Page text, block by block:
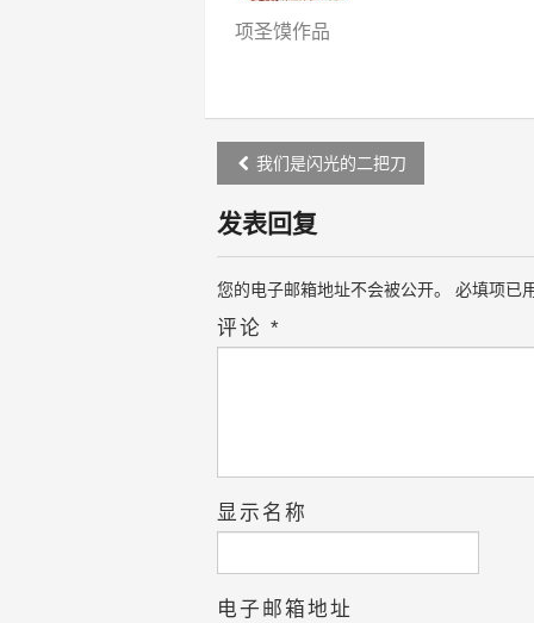
项圣馍作品
Post
navigation
我们是闪光的二把刀
发表回复
您的电子邮箱地址不会被公开。 必填项已
评论 *
显示名称
电子邮箱地址